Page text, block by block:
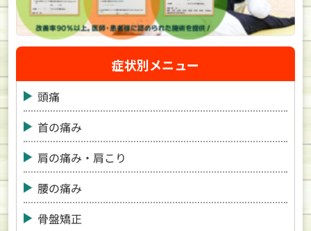
症状別メニュー
頭痛
首の痛み
肩の痛み・肩こり
腰の痛み
骨盤矯正